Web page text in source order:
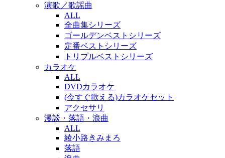
演歌／歌謡曲
ALL
全曲集シリーズ
ゴールデンベストシリーズ
定番ベストシリーズ
トリプルベストシリーズ
カラオケ
ALL
DVDカラオケ
(今すぐ歌える)カラオケセット
アクセサリ
漫談・落語・浪曲
ALL
綾小路きみまろ
落語